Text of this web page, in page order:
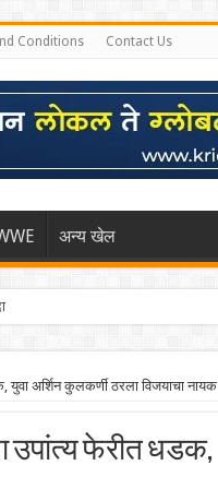
Conditions Contact Us
अन्य खेल
अर्शिन कुलकर्णी ठरला विजयाचा नायक
उपांत्य फेरीत धडक,